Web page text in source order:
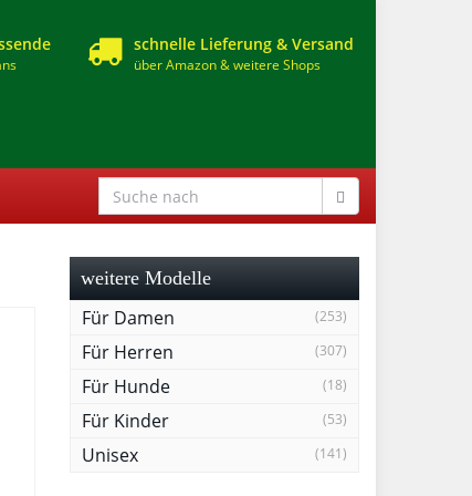
schnelle Lieferung & Versand
über Amazon & weitere Shops
weitere Modelle
Für Damen (253)
Für Herren (307)
Für Hunde (18)
Für Kinder (53)
Unisex (141)